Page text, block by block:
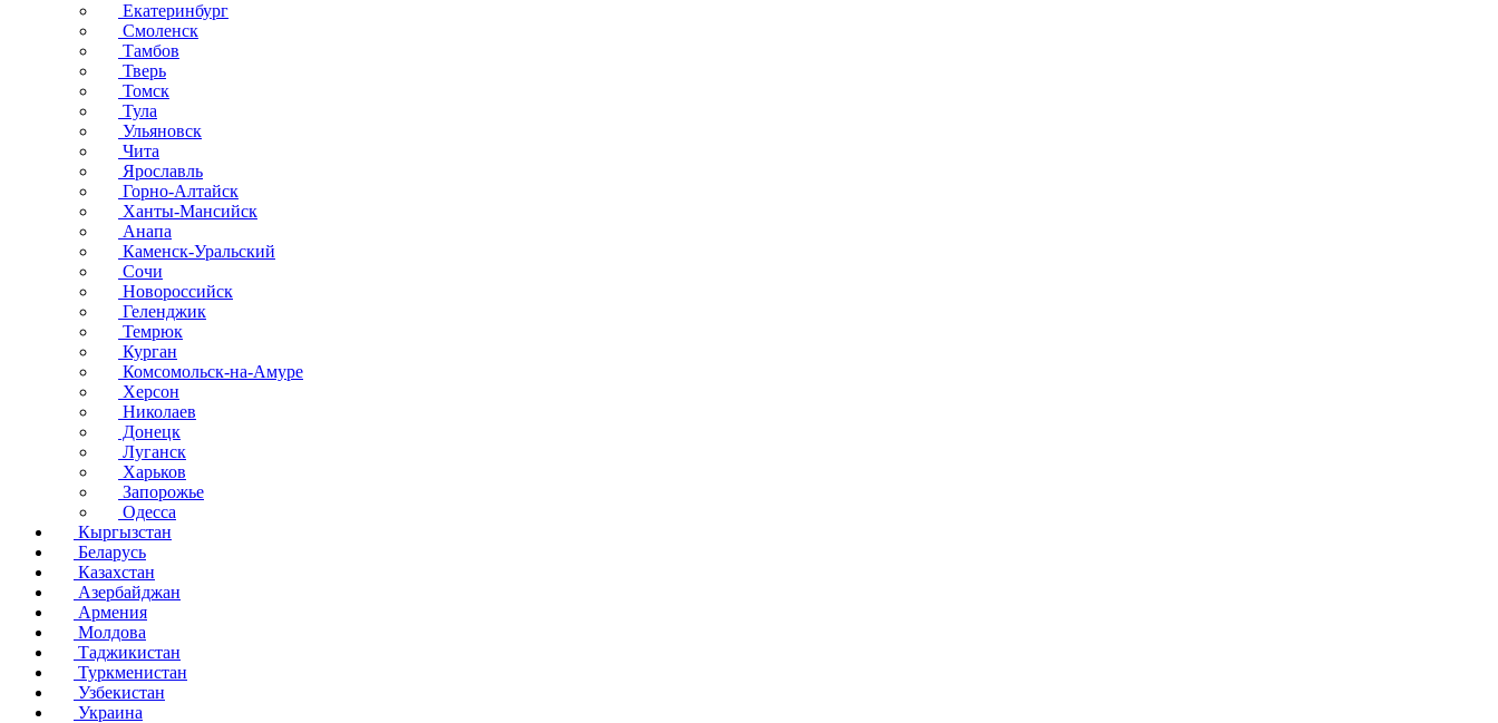
Екатеринбург
Смоленск
Тамбов
Тверь
Томск
Тула
Ульяновск
Чита
Ярославль
Горно-Алтайск
Ханты-Мансийск
Анапа
Каменск-Уральский
Сочи
Новороссийск
Геленджик
Темрюк
Курган
Комсомольск-на-Амуре
Херсон
Николаев
Донецк
Луганск
Харьков
Запорожье
Одесса
Кыргызстан
Беларусь
Казахстан
Азербайджан
Армения
Молдова
Таджикистан
Туркменистан
Узбекистан
Украина